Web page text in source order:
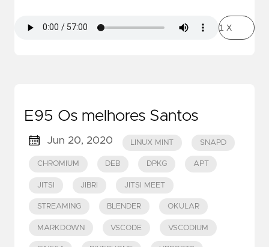
E95 Os melhores Santos
Jun 20, 2020 LINUX MINT SNAPD
CHROMIUM DEB DPKG APT
JITSI JIBRI JITSI MEET
STREAMING BLENDER OKULAR
MARKDOWN VSCODE VSCODIUM